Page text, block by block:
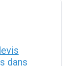
dans